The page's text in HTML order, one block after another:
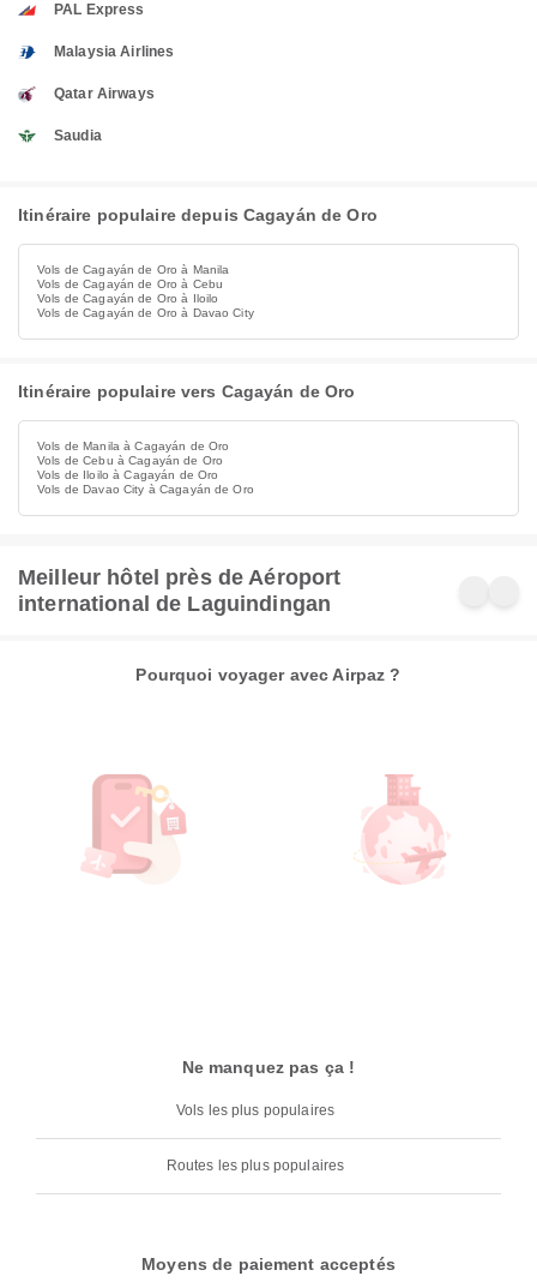
PAL Express
Malaysia Airlines
Qatar Airways
Saudia
Itinéraire populaire depuis Cagayán de Oro
Vols de Cagayán de Oro à Manila
Vols de Cagayán de Oro à Cebu
Vols de Cagayán de Oro à Iloilo
Vols de Cagayán de Oro à Davao City
Itinéraire populaire vers Cagayán de Oro
Vols de Manila à Cagayán de Oro
Vols de Cebu à Cagayán de Oro
Vols de Iloilo à Cagayán de Oro
Vols de Davao City à Cagayán de Oro
Meilleur hôtel près de Aéroport
international de Laguindingan
Pourquoi voyager avec Airpaz ?
Ne manquez pas ça !
Vols les plus populaires
Routes les plus populaires
Moyens de paiement acceptés